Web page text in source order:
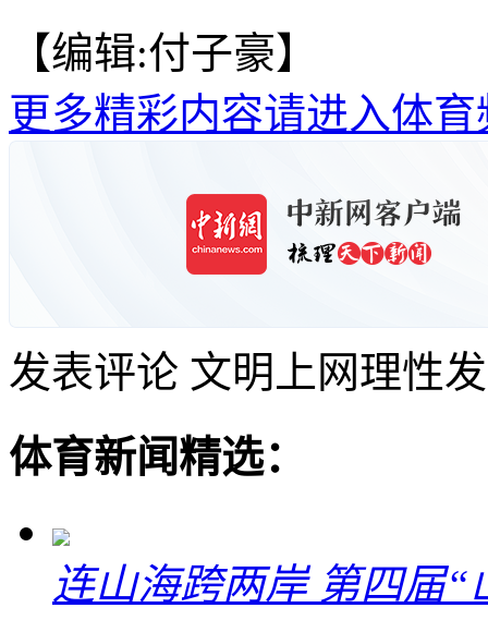
【编辑:付子豪】
更多精彩内容请进入体育
发表评论 文明上网理性
体育新闻精选：
连山海跨两岸 第四届